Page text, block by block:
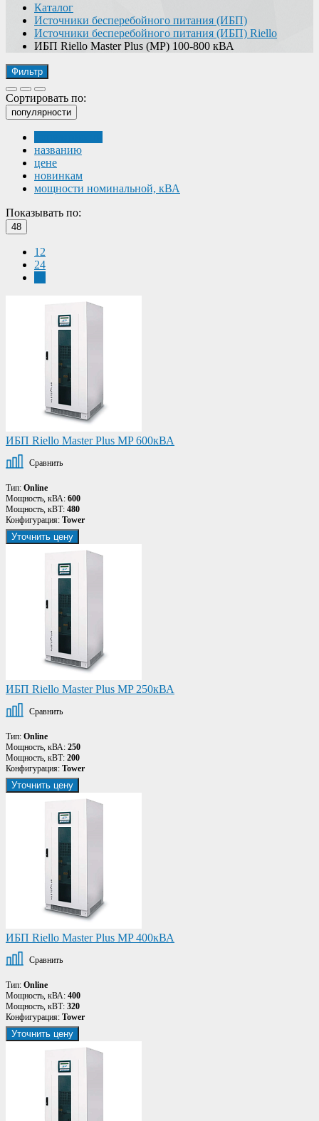
Каталог
Источники бесперебойного питания (ИБП)
Источники бесперебойного питания (ИБП) Riello
ИБП Riello Master Plus (MP) 100-800 кВА
Фильтр
Сортировать по:
популярности
названию
цене
новинкам
мощности номинальной, кВА
Показывать по:
48
12
24
ИБП Riello Master Plus MP 600кВА
Сравнить
Тип: Online
Мощность, кВА: 600
Мощность, кВТ: 480
Конфигурация: Tower
Уточнить цену
ИБП Riello Master Plus MP 250кВА
Сравнить
Тип: Online
Мощность, кВА: 250
Мощность, кВТ: 200
Конфигурация: Tower
Уточнить цену
ИБП Riello Master Plus MP 400кВА
Сравнить
Тип: Online
Мощность, кВА: 400
Мощность, кВТ: 320
Конфигурация: Tower
Уточнить цену